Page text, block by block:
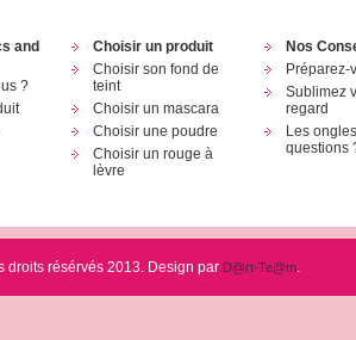
and
?
Choisir un produit
Choisir son fond de
teint
Choisir un mascara
Choisir une poudre
Choisir un rouge à
lèvre
Nos
Préparez-
Sublimez
regard
Les
questions
droits résérvés 2013. Design par D@rt-Te@m.